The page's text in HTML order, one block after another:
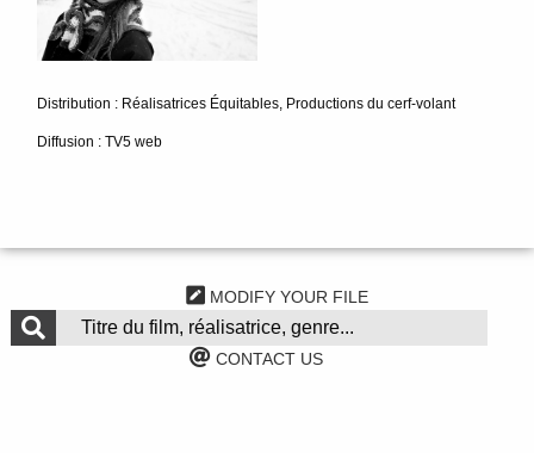
Distribution : Réalisatrices Équitables, Productions du cerf-volant
Diffusion : TV5 web
MODIFY YOUR FILE
CONTACT US